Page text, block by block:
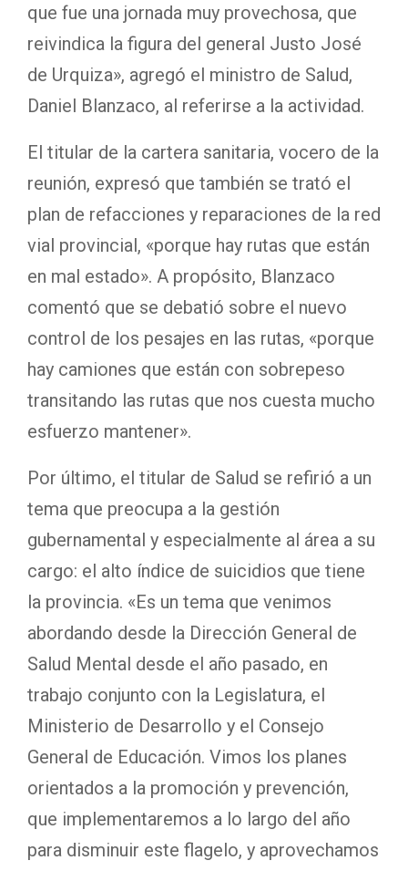
que fue una jornada muy provechosa, que
reivindica la figura del general Justo José
de Urquiza», agregó el ministro de Salud,
Daniel Blanzaco, al referirse a la actividad.
El titular de la cartera sanitaria, vocero de la
reunión, expresó que también se trató el
plan de refacciones y reparaciones de la red
vial provincial, «porque hay rutas que están
en mal estado». A propósito, Blanzaco
comentó que se debatió sobre el nuevo
control de los pesajes en las rutas, «porque
hay camiones que están con sobrepeso
transitando las rutas que nos cuesta mucho
esfuerzo mantener».
Por último, el titular de Salud se refirió a un
tema que preocupa a la gestión
gubernamental y especialmente al área a su
cargo: el alto índice de suicidios que tiene
la provincia. «Es un tema que venimos
abordando desde la Dirección General de
Salud Mental desde el año pasado, en
trabajo conjunto con la Legislatura, el
Ministerio de Desarrollo y el Consejo
General de Educación. Vimos los planes
orientados a la promoción y prevención,
que implementaremos a lo largo del año
para disminuir este flagelo, y aprovechamos